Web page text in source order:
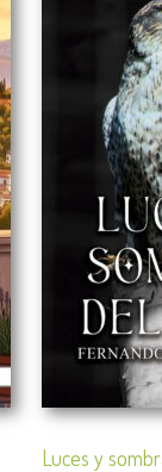
Luces y